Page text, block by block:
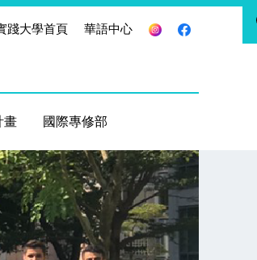
踐大學首頁 華語中心
畫 國際專修部